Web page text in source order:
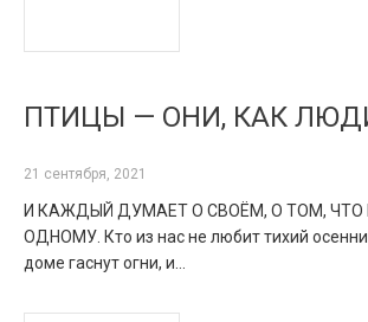
ПТИЦЫ — ОНИ, КАК
21 сентября, 2021
И КАЖДЫЙ ДУМАЕТ О СВОЁМ, О ТОМ, ЧТО
ОДНОМУ. Кто из нас не любит тихий
доме гаснут огни, и…